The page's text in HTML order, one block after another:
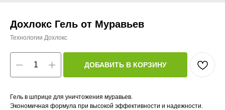
Дохлокс Гель от Муравьев
Технологии Дохлокс
ДОБАВИТЬ В КОРЗИНУ
Гель в шприце для уничтожения муравьев.
Экономичная формула при высокой эффективности и надежности.